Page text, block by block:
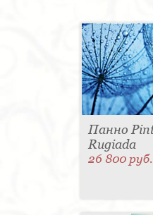
Панно
Rugiada
26 800